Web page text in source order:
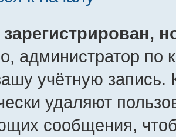
администратор по
учётную запись.
удаляют
сообщения,